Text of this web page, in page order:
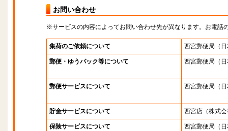
お問い合わせ
※サービスの内容によってお問い合わせ先が異なります。お電話
集荷のご依頼について 西宮郵便局 （
郵便・ゆうパック等について 西宮郵便局 （
郵便サービスについて 西宮郵便局 （
貯金サービスについて 西宮店 （株式
保険サービスについて 西宮郵便局 （